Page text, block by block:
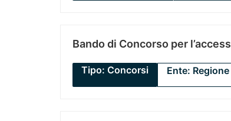
Bando di Concorso per
Tipo: Concorsi Ente: